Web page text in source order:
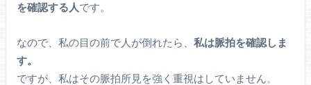
を確認する人です。
なので、私の目の前で人が倒れたら、 私は脈拍を確認しま
す。
ですが、私はその脈拍所見を強く重視はしていません。